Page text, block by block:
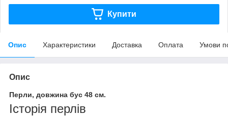
Купити
Опис Характеристики Доставка Оплата Умови
Опис
Перли, довжина бус 48 см.
Історія перлів